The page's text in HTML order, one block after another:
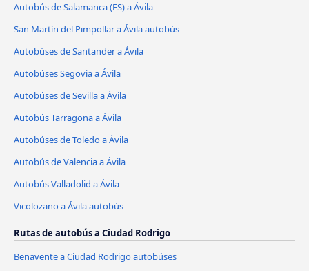
Autobús de Salamanca (ES) a Ávila‎
San Martín del Pimpollar a Ávila‎ autobús
Autobúses de Santander a Ávila‎
Autobúses Segovia a Ávila‎
Autobúses de Sevilla a Ávila‎
Autobús Tarragona a Ávila‎
Autobúses de Toledo a Ávila‎
Autobús de Valencia a Ávila‎
Autobús Valladolid a Ávila‎
Vicolozano a Ávila‎ autobús
Rutas de autobús a Ciudad Rodrigo
Benavente a Ciudad Rodrigo autobúses